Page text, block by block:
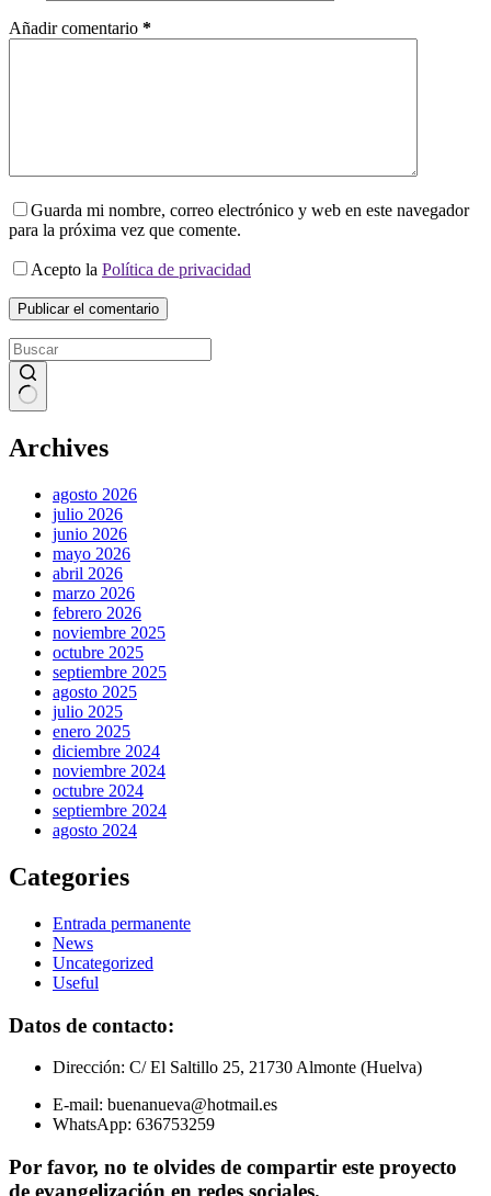
Añadir comentario *
Guarda mi nombre, correo electrónico y web en este navegador
para la próxima vez que comente.
Acepto la Política de privacidad
Publicar el comentario
resultados
Archives
agosto 2026
julio 2026
junio 2026
mayo 2026
abril 2026
marzo 2026
febrero 2026
noviembre 2025
octubre 2025
septiembre 2025
agosto 2025
julio 2025
enero 2025
diciembre 2024
noviembre 2024
octubre 2024
septiembre 2024
agosto 2024
Categories
Entrada permanente
News
Uncategorized
Useful
Datos de contacto:
Dirección: C/ El Saltillo 25, 21730 Almonte (Huelva)
E-mail: buenanueva@hotmail.es
WhatsApp: 636753259
Por favor, no te olvides de compartir este proyecto
de evangelización en redes sociales.